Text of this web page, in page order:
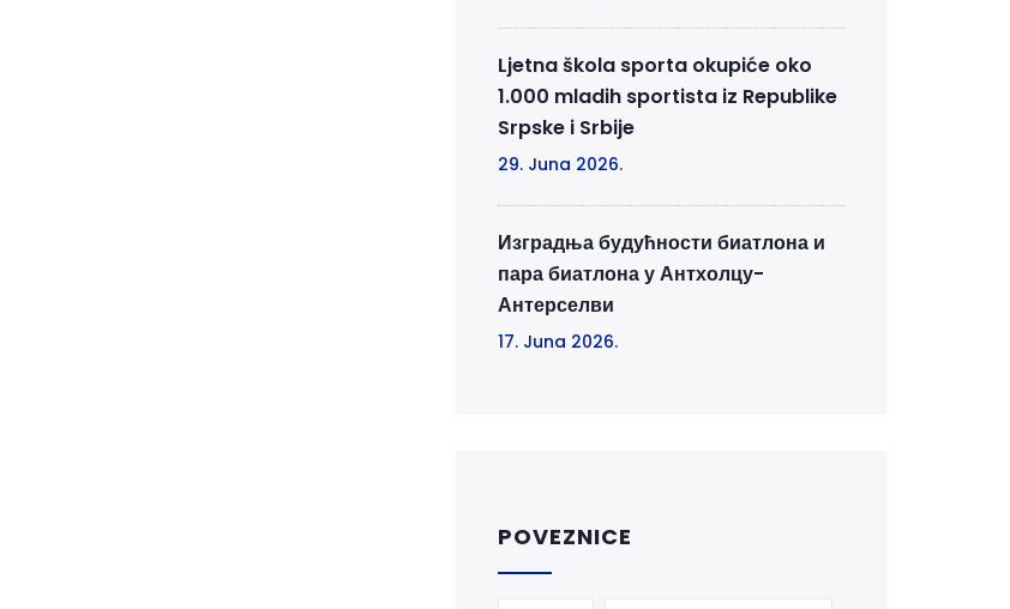
Ljetna škola sporta okupiće oko
1.000 mladih sportista iz Republike
Srpske i Srbije
29. Juna 2026.
Изградња будућности биатлона и
пара биатлона у Антхолцу-
Антерселви
17. Juna 2026.
POVEZNICE